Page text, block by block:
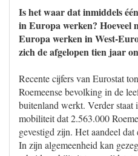
Is het waar dat inmiddels
in Europa werken? Hoeveel
Europa werken in West-
zich de afgelopen tien jaar
Recente cijfers van Eurostat
Roemeense bevolking in de
buitenland werkt. Verder staat
mobiliteit dat 2.563.000
gevestigd zijn. Het aandeel
In zijn algemeenheid kan